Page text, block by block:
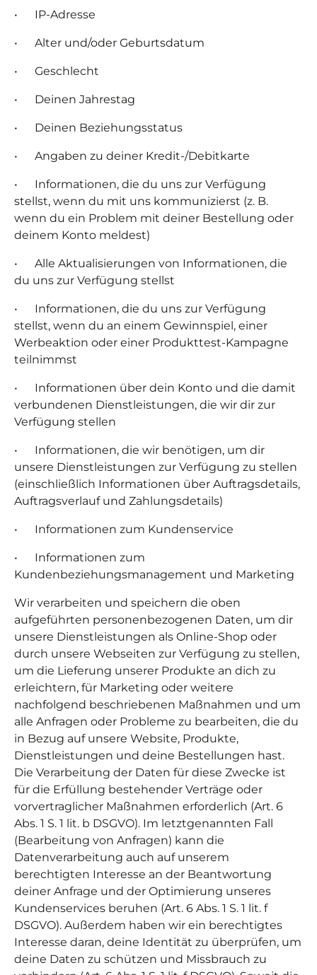
• IP-Adresse
• Alter und/oder Geburtsdatum
• Geschlecht
• Deinen Jahrestag
• Deinen Beziehungsstatus
• Angaben zu deiner Kredit-/Debitkarte
• Informationen, die du uns zur Verfügung
stellst, wenn du mit uns kommunizierst (z. B.
wenn du ein Problem mit deiner Bestellung oder
deinem Konto meldest)
• Alle Aktualisierungen von Informationen, die
du uns zur Verfügung stellst
• Informationen, die du uns zur Verfügung
stellst, wenn du an einem Gewinnspiel, einer
Werbeaktion oder einer Produkttest-Kampagne
teilnimmst
• Informationen über dein Konto und die damit
verbundenen Dienstleistungen, die wir dir zur
Verfügung stellen
• Informationen, die wir benötigen, um dir
unsere Dienstleistungen zur Verfügung zu stellen
(einschließlich Informationen über Auftragsdetails,
Auftragsverlauf und Zahlungsdetails)
• Informationen zum Kundenservice
• Informationen zum
Kundenbeziehungsmanagement und Marketing
Wir verarbeiten und speichern die oben
aufgeführten personenbezogenen Daten, um dir
unsere Dienstleistungen als Online-Shop oder
durch unsere Webseiten zur Verfügung zu stellen,
um die Lieferung unserer Produkte an dich zu
erleichtern, für Marketing oder weitere
nachfolgend beschriebenen Maßnahmen und um
alle Anfragen oder Probleme zu bearbeiten, die du
in Bezug auf unsere Website, Produkte,
Dienstleistungen und deine Bestellungen hast.
Die Verarbeitung der Daten für diese Zwecke ist
für die Erfüllung bestehender Verträge oder
vorvertraglicher Maßnahmen erforderlich (Art. 6
Abs. 1 S. 1 lit. b DSGVO). Im letztgenannten Fall
(Bearbeitung von Anfragen) kann die
Datenverarbeitung auch auf unserem
berechtigten Interesse an der Beantwortung
deiner Anfrage und der Optimierung unseres
Kundenservices beruhen (Art. 6 Abs. 1 S. 1 lit. f
DSGVO). Außerdem haben wir ein berechtigtes
Interesse daran, deine Identität zu überprüfen, um
deine Daten zu schützen und Missbrauch zu